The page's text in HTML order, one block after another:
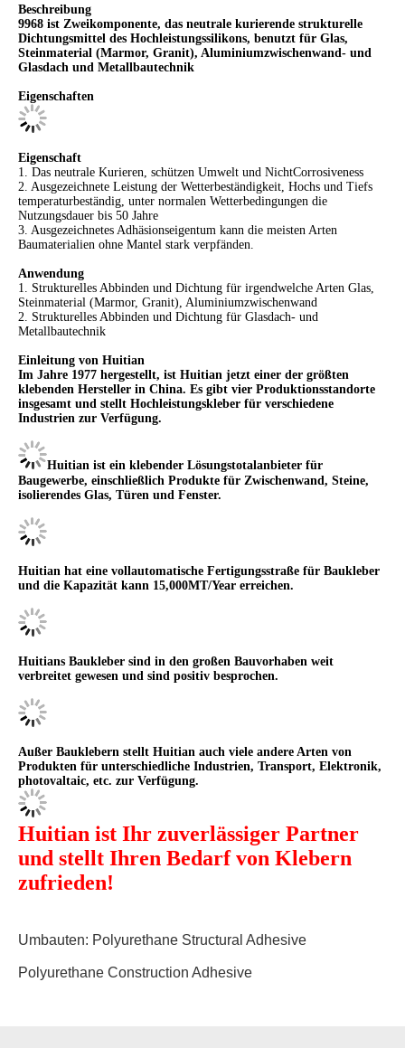
Beschreibung
9968 ist Zweikomponente, das neutrale kurierende strukturelle
Dichtungsmittel des Hochleistungssilikons, benutzt für Glas,
Steinmaterial (Marmor, Granit), Aluminiumzwischenwand- und
Glasdach und Metallbautechnik
Eigenschaften
Eigenschaft
1. Das neutrale Kurieren, schützen Umwelt und NichtCorrosiveness
2. Ausgezeichnete Leistung der Wetterbeständigkeit, Hochs und Tiefs
temperaturbeständig, unter normalen Wetterbedingungen die
Nutzungsdauer bis 50 Jahre
3. Ausgezeichnetes Adhäsionseigentum kann die meisten Arten
Baumaterialien ohne Mantel stark verpfänden.
Anwendung
1. Strukturelles Abbinden und Dichtung für irgendwelche Arten Glas,
Steinmaterial (Marmor, Granit), Aluminiumzwischenwand
2. Strukturelles Abbinden und Dichtung für Glasdach- und
Metallbautechnik
Einleitung von Huitian
Im Jahre 1977 hergestellt, ist Huitian jetzt einer der größten
klebenden Hersteller in China. Es gibt vier Produktionsstandorte
insgesamt und stellt Hochleistungskleber für verschiedene
Industrien zur Verfügung.
Huitian ist ein klebender Lösungstotalanbieter für
Baugewerbe, einschließlich Produkte für Zwischenwand, Steine,
isolierendes Glas, Türen und Fenster.
Huitian hat eine vollautomatische Fertigungsstraße für Baukleber
und die Kapazität kann 15,000MT/Year erreichen.
Huitians Baukleber sind in den großen Bauvorhaben weit
verbreitet gewesen und sind positiv besprochen.
Außer Bauklebern stellt Huitian auch viele andere Arten von
Produkten für unterschiedliche Industrien, Transport, Elektronik,
photovaltaic, etc. zur Verfügung.
Huitian ist Ihr zuverlässiger Partner
und stellt Ihren Bedarf von Klebern
zufrieden!
Umbauten: Polyurethane Structural Adhesive
Polyurethane Construction Adhesive